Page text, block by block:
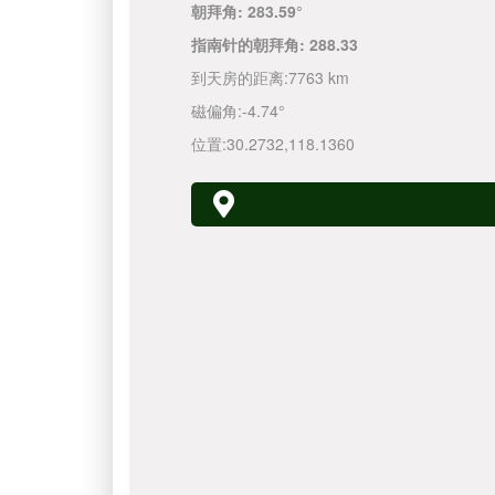
朝拜角: 283.59°
指南针的朝拜角: 288.33
到天房的距离:7763 km
磁偏角:-4.74°
位置:30.2732,118.1360